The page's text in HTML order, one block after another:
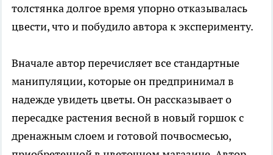
толстянка долгое время упорно отказывалась
цвести, что и побудило автора к эксперименту.
Вначале автор перечисляет все стандартные
манипуляции, которые он предпринимал в
надежде увидеть цветы. Он рассказывает о
пересадке растения весной в новый горшок с
дренажным слоем и готовой почвосмесью,